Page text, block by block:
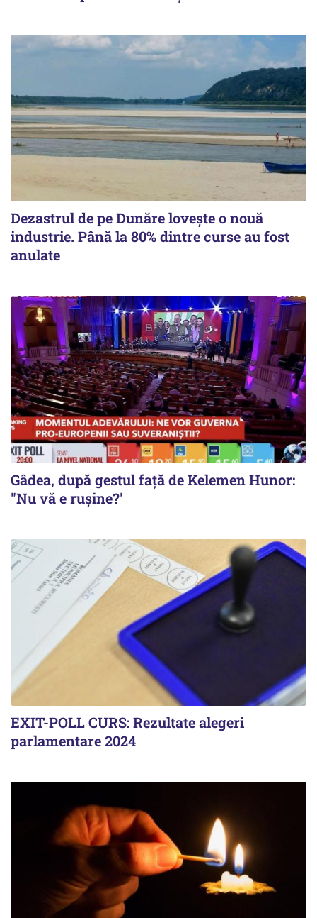
Dezastrul de pe Dunăre lovește o nouă
industrie. Până la 80% dintre curse au fost
anulate
Gâdea, după gestul față de Kelemen Hunor:
"Nu vă e rușine?'
EXIT-POLL CURS: Rezultate alegeri
parlamentare 2024